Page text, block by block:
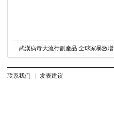
武漢病毒大流行副產品 全球家暴激增
联系我们 发表建议